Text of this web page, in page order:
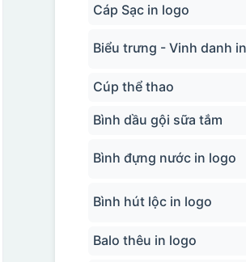
Cáp Sạc in logo
Cúp thể thao
Bình dầu gội sữa tắm
Bình đựng nước in logo
Bình hút lộc in logo
Balo thêu in logo